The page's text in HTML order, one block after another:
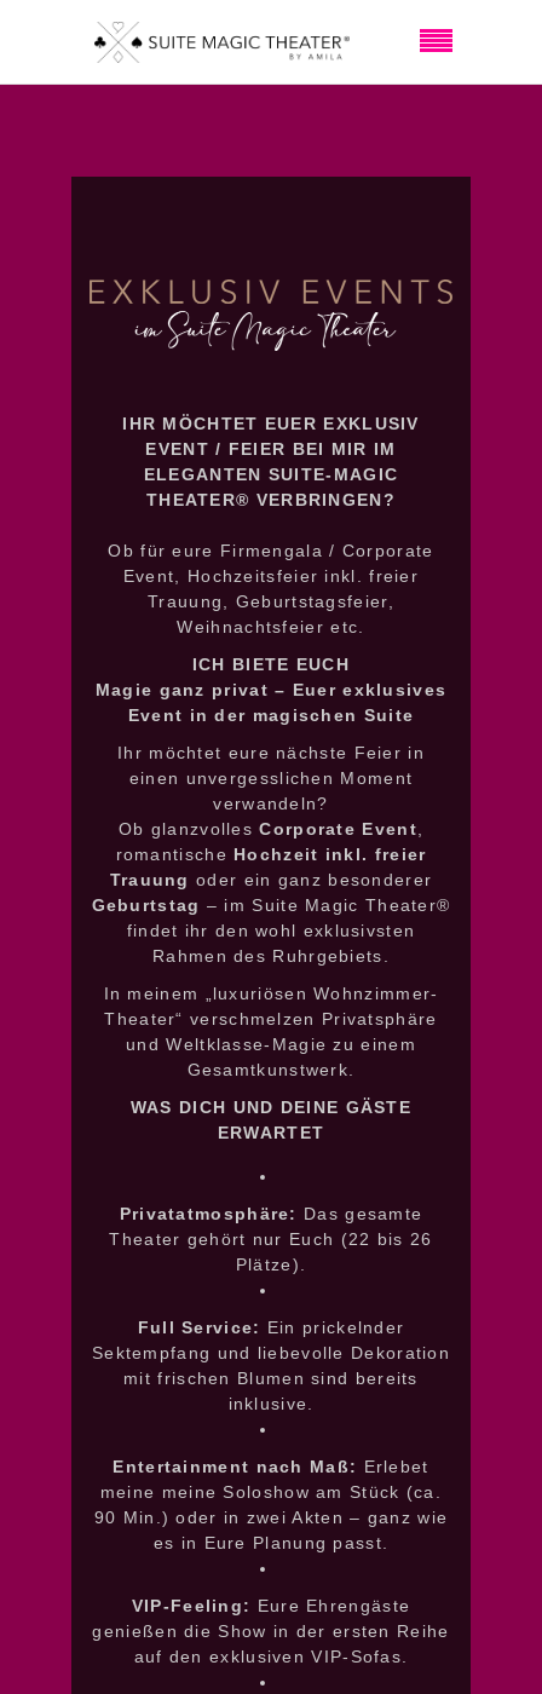
IHR MÖCHTET EUER EXKLUSIV
EVENT / FEIER BEI MIR IM
ELEGANTEN SUITE-MAGIC
THEATER® VERBRINGEN?
Ob für eure Firmengala / Corporate
Event, Hochzeitsfeier inkl. freier
Trauung, Geburtstagsfeier,
Weihnachtsfeier etc.
ICH BIETE EUCH
Magie ganz privat – Euer exklusives
Event in der magischen Suite
Ihr möchtet eure nächste Feier in
einen unvergesslichen Moment
verwandeln?
Ob glanzvollesCorporate Event
romantische Hochzeit inkl. freier
Trauung oder ein ganz besonderer
Geburtstag – im Suite Magic Theater®
findet ihr den wohl exklusivsten
Rahmen des Ruhrgebiets.
In meinem „luxuriösen Wohnzimmer-
Theater“ verschmelzen Privatsphäre
und Weltklasse-Magie zu einem
Gesamtkunstwerk.
WAS DICH UND DEINE GÄSTE
ERWARTET
Privatatmosphäre: Das gesamte
Theater gehört nur Euch (22 bis 26
Plätze).
Full Service: Ein prickelnder
Sektempfang und liebevolle Dekoration
mit frischen Blumen sind bereits
inklusive.
Entertainment nach Maß: Erlebet
meine meine Soloshow am Stück (ca.
90 Min.) oder in zwei Akten – ganz wie
es in Eure Planung passt.
VIP-Feeling: Eure Ehrengäste
genießen die Show in der ersten Reihe
auf den exklusiven VIP-Sofas.